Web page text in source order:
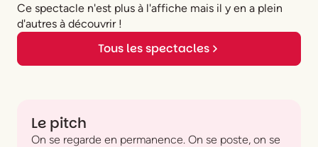
Ce spectacle n'est plus à l'affiche mais il y en a plein
d'autres à découvrir !
Tous les spectacles
Le pitch
On se regarde en permanence. On se poste, on se